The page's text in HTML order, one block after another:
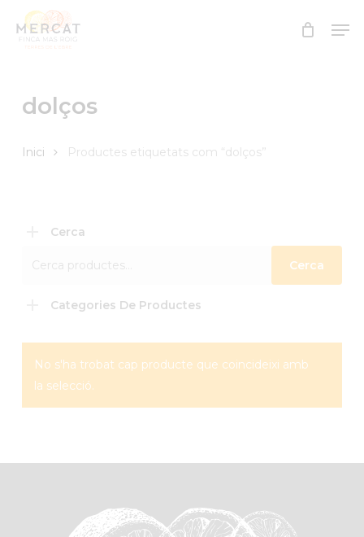
dolços
Inici Productes etiquetats com “dolços”
Cerca
Cerca
Categories De Productes
No s'ha trobat cap producte que coincideixi amb
la selecció.